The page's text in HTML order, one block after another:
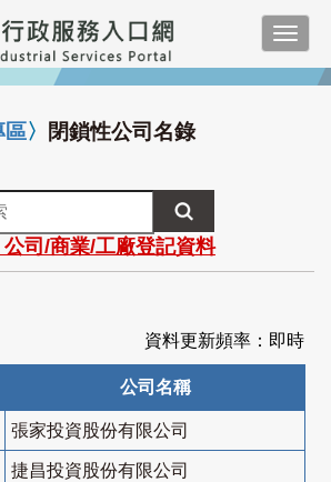
區〉 閉鎖性公司名錄
公司/商業/工廠登記資料
資料更新頻率：即時
公司名稱
張家投資股份有限公司
捷昌投資股份有限公司